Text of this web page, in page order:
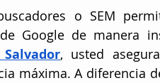
o SEM
Google de manera
, usted
máxima. A diferencia